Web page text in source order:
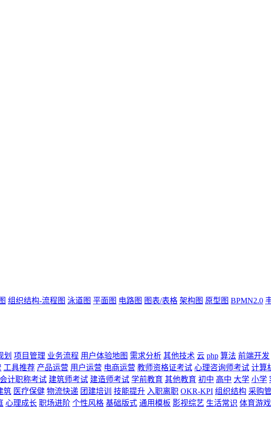
组织结构-流程图 泳道图 平面图 电路图 图表/表格 架构图 原型图 BPMN2.0
划 项目管理 业务流程 用户体验地图 需求分析 其他技术 云 php 算法 前端开发
工具推荐 产品运营 用户运营 电商运营 教师资格证考试 心理咨询师考试 计算
会计职称考试 建筑师考试 建造师考试 学前教育 其他教育 初中 高中 大学 小学
筑 医疗保健 物流快递 团建培训 技能提升 入职离职 OKR-KPI 组织结构 采购
心理成长 职场进阶 个性风格 基础版式 通用模板 影视综艺 生活常识 体育游戏